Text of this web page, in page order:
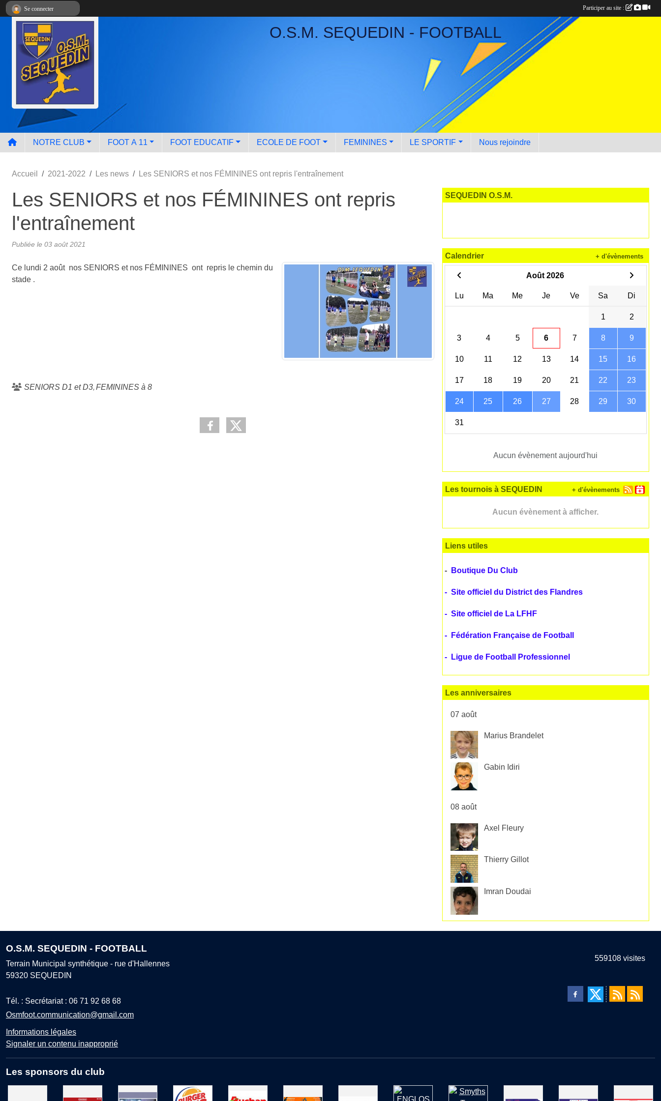
O.S.M. SEQUEDIN - FOOTBALL
NOTRE CLUB FOOT A 11 FOOT EDUCATIF ECOLE DE FOOT FEMININES LE SPORTIF Nous rejoindre
Accueil 2021-2022 Les news Les SENIORS et nos FÉMININES ont repris l'entraînement
Les SENIORS et nos FÉMININES ont repris
l'entraînement
Publiée le 03 août 2021
Ce lundi 2 août nos SENIORS et nos FÉMININES ont repris le chemin du
stade .
SENIORS D1 et D3 FEMININES à 8
SEQUEDIN O.S.M.
Calendrier
Août 2026
Lu Ma Me Je Ve Sa Di
1 2
3 4 5 6 7 8 9
10 11 12 13 14 15 16
17 18 19 20 21 22 23
24 25 26 27 28 29 30
31
Aucun évènement aujourd'hui
+ d'évènements
Les tournois à SEQUEDIN
Aucun évènement à afficher.
+ d'évènements
Liens utiles
- Boutique Du Club
- Site officiel du District des Flandres
- Site officiel de La LFHF
- Fédération Française de Football
- Ligue de Football Professionnel
Les anniversaires
07 août
Marius Brandelet
Gabin Idiri
08 août
Axel Fleury
Thierry Gillot
Imran Doudai
O.S.M. SEQUEDIN - FOOTBALL
Terrain Municipal synthétique - rue d'Hallennes
59320 SEQUEDIN
Tél. : Secrétariat : 06 71 92 68 68
Osmfoot.communication@gmail.com
Informations légales
Signaler un contenu inapproprié
559108 visites
Les sponsors du club
Se connecter Participer au site :
Panneau de gestion des cookies